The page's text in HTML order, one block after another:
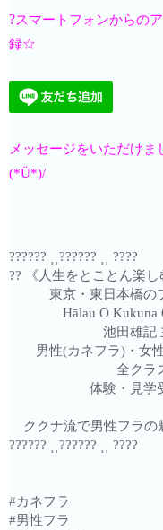
?スマートフォンからの
録☆
メッセージをいただけ
(*Ü*)/
?????? ⸒⸒?????? ⸒⸒ ????
?? 《人生をとことん楽し
東京・東日本橋のフ
Hālau O Kukuna O
池田雄記 主
男性(カネフラ)・女性
全クラス
体験・見学受
ククナ流で男性フラの
?????? ⸒⸒?????? ⸒⸒ ????
#カネフラ
#男性フラ